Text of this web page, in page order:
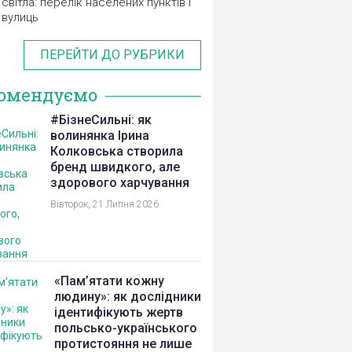
вулиць
ПЕРЕЙТИ ДО РУБРИКИ
#БізнеСильні: як
волинянка Ірина
Колковська створила
бренд швидкого, але
здорового харчування
Вівторок, 21 Липня 2026
«Пам’ятати кожну
людину»: як дослідники
ідентифікують жертв
польсько-українського
протистояння не лише